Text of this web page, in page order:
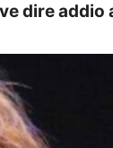
dire addio